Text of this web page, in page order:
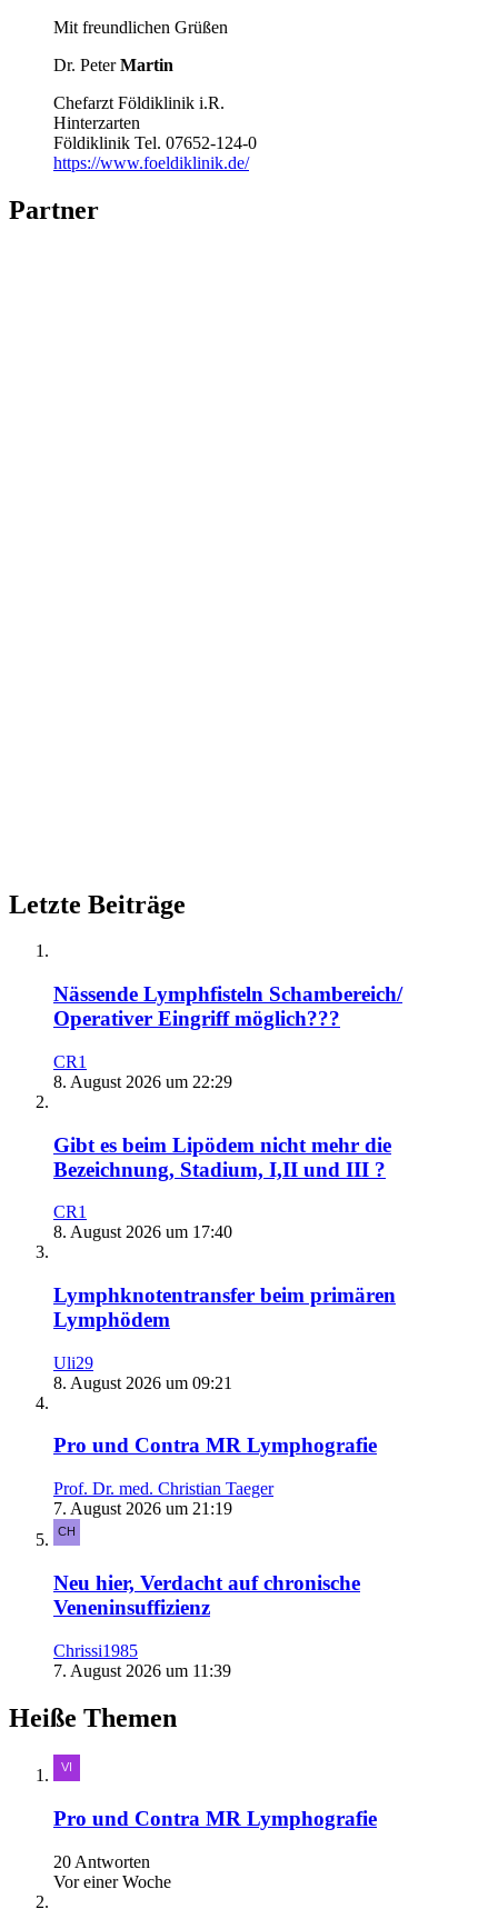
Mit freundlichen Grüßen
Dr. PeterMartin
Chefarzt Földiklinik i.R.
Hinterzarten
Földiklinik Tel. 07652-124-0
https://www.foeldiklinik.de/
Partner
Letzte Beiträge
Nässende Lymphfisteln Schambereich/
Operativer Eingriff möglich???
CR1
8. August 2026 um 22:29
Gibt es beim Lipödem nicht mehr die
Bezeichnung, Stadium, I,II und III ?
CR1
8. August 2026 um 17:40
Lymphknotentransfer beim primären
Lymphödem
Uli29
8. August 2026 um 09:21
Pro und Contra MR Lymphografie
Prof. Dr. med. Christian Taeger
7. August 2026 um 21:19
Neu hier, Verdacht auf chronische
Veneninsuffizienz
Chrissi1985
7. August 2026 um 11:39
Heiße Themen
Pro und Contra MR Lymphografie
20 Antworten
Vor einer Woche